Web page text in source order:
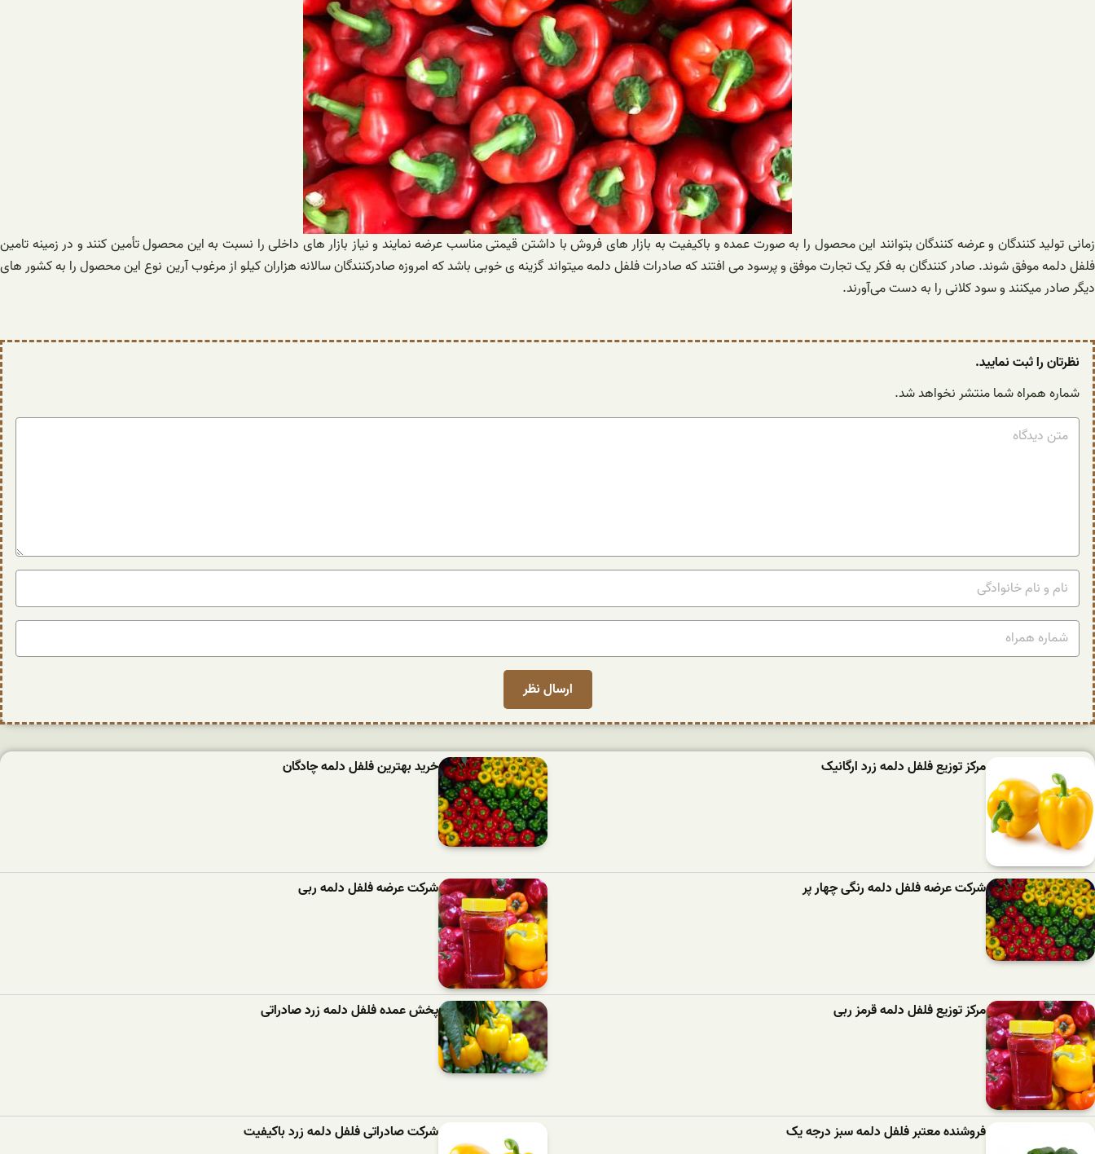
زمانی تولید کنندگان و عرضه کنندگان بتوانند این محصول را به صورت عمده و باکیفیت به بازار های فروش با داشتن قیمتی مناسب عرضه نمایند و نیاز بازار های داخلی را نسبت به این محصول تأمین کنند و در زمینه تامین
فلفل دلمه موفق شوند. صادر کنندگان به فکر یک تجارت موفق و پرسود می افتند که صادرات فلفل دلمه میتواند گزینه ی خوبی باشد که امروزه صادرکنندگان سالانه هزاران کیلو از مرغوب آرین نوع این محصول را به کشور های
دیگر صادر میکنند و سود کلانی را به دست می‌آورند.
نظرتان را ثبت نمایید.
شماره همراه شما منتشر نخواهد شد.
مرکز توزیع فلفل دلمه زرد ارگانیک خرید بهترین فلفل دلمه‌ چادگان
شرکت عرضه فلفل دلمه رنگی چهار پر شرکت عرضه فلفل دلمه ربی
مرکز توزیع فلفل دلمه قرمز ربی پخش عمده فلفل دلمه زرد صادراتی
فروشنده معتبر فلفل دلمه سبز درجه یک شرکت صادراتی فلفل دلمه زرد باکیفیت